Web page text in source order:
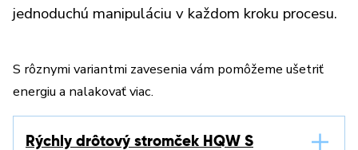
jednoduchú manipuláciu v každom kroku procesu.
S rôznymi variantmi zavesenia vám pomôžeme ušetriť
energiu a nalakovať viac.
Rýchly drôtový stromček HQW S